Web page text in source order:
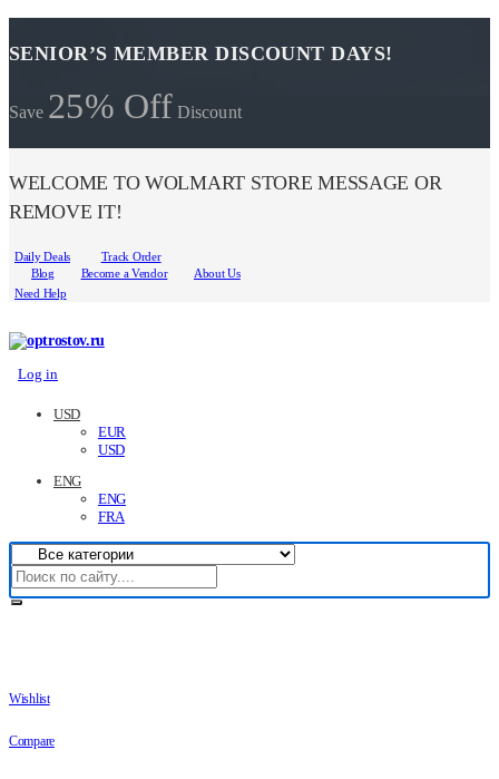
SENIOR’S MEMBER DISCOUNT DAYS!
Save 25% Off Discount
WELCOME TO WOLMART STORE MESSAGE OR
REMOVE IT!
Daily Deals
Track Order
Blog
Become a Vendor
About Us
Need Help
Log in
USD
EUR
USD
ENG
ENG
FRA
Wishlist
Compare